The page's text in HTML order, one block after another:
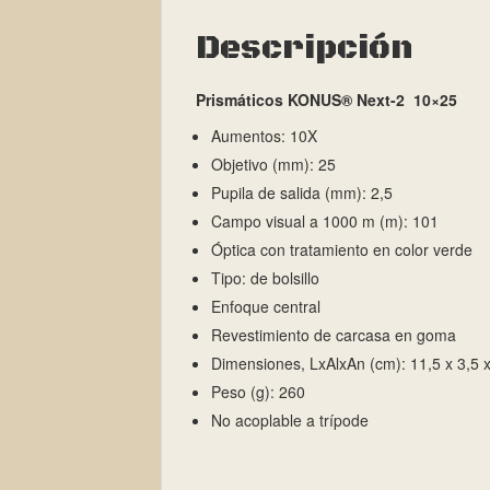
Descripción
Prismáticos KONUS® Next-2 10×25
Aumentos: 10X
Objetivo (mm): 25
Pupila de salida (mm): 2,5
Campo visual a 1000 m (m): 101
Óptica con tratamiento en color verde
Tipo: de bolsillo
Enfoque central
Revestimiento de carcasa en goma
Dimensiones, LxAlxAn (cm): 11,5 x 3,5
Peso (g): 260
No acoplable a trípode